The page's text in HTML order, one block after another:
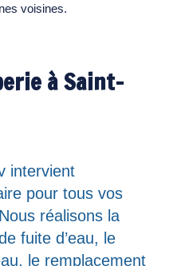
voisines.
à Saint-
intervient
pour tous vos
réalisons la
fuite d’eau, le
le remplacement